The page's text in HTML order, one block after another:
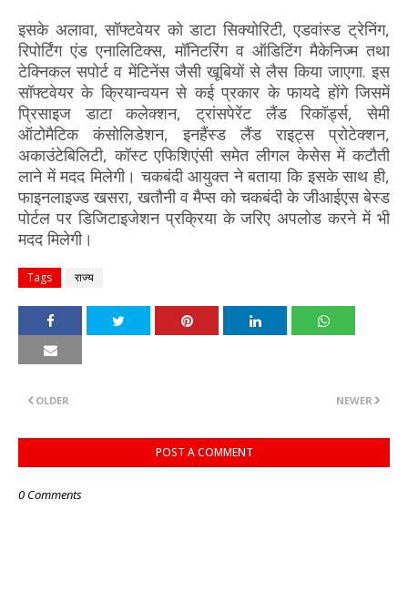
इसके अलावा, सॉफ्टवेयर को डाटा सिक्योरिटी, एडवांस्ड ट्रेनिंग,
रिपोर्टिंग एंड एनालिटिक्स, मॉनिटरिंग व ऑडिटिंग मैकेनिज्म तथा
टेक्निकल सपोर्ट व मेंटिनेंस जैसी खूबियों से लैस किया जाएगा. इस
सॉफ्टवेयर के क्रियान्वयन से कई प्रकार के फायदे होंगे जिसमें
प्रिसाइज डाटा कलेक्शन, ट्रांसपेरेंट लैंड रिकॉर्ड्स, सेमी
ऑटोमैटिक कंसोलिडेशन, इनहैंस्ड लैंड राइट्स प्रोटेक्शन,
अकाउंटेबिलिटी, कॉस्ट एफिशिएंसी समेत लीगल केसेस में कटौती
लाने में मदद मिलेगी। चकबंदी आयुक्त ने बताया कि इसके साथ ही,
फाइनलाइज्ड खसरा, खतौनी व मैप्स को चकबंदी के जीआईएस बेस्ड
पोर्टल पर डिजिटाइजेशन प्रक्रिया के जरिए अपलोड करने में भी
मदद मिलेगी।
Tags राज्य
NEWER
OLDER
POST A COMMENT
0 Comments